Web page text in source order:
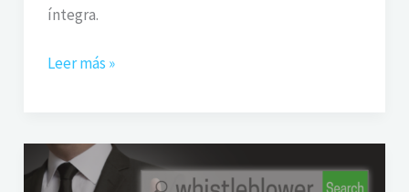
íntegra.
Leer más »
Día
Mundial